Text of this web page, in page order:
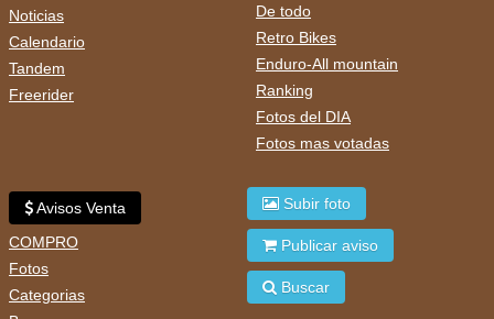
Noticias
Calendario
Tandem
Freerider
De todo
Retro Bikes
Enduro-All mountain
Ranking
Fotos del DIA
Fotos mas votadas
Avisos Venta
COMPRO
Fotos
Categorias
Subir foto
Publicar aviso
Buscar